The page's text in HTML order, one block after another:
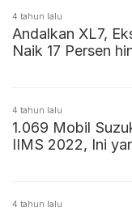
4 tahun lalu
Andalkan XL7,
Naik 17 Persen
4 tahun lalu
1.069 Mobil
IIMS 2022, Ini
4 tahun lalu